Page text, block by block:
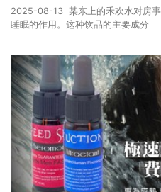
2025-08-13 某东上的禾欢水对房
睡眠的作用。这种饮品的主要成分